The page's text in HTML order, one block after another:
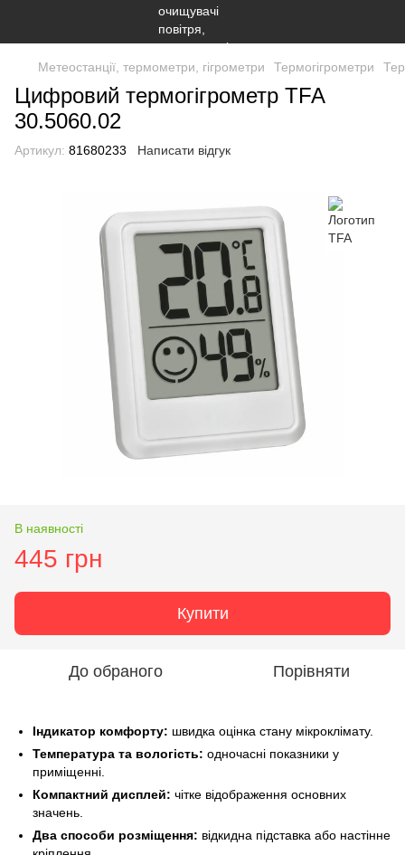
Метеостанції, термометри, гігрометри Термогігрометри
Цифровий термогігрометр TFA
30.5060.02
Артикул: 81680233 Написати відгук
В наявності
445 грн
Купити
До обраного Порівняти
Індикатор комфорту: швидка оцінка стану мікроклімату.
Температура та вологість: одночасні показники у
приміщенні.
Компактний дисплей: чітке відображення основних
значень.
Два способи розміщення: відкидна підставка або настінне